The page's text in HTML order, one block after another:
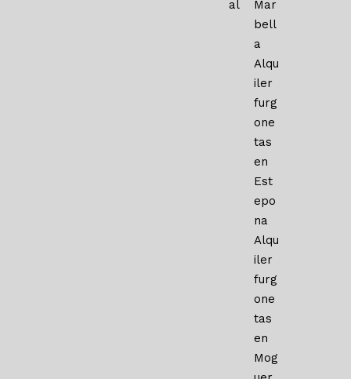
al
Mar
bell
a
Alqu
iler
furg
one
tas
en
Est
epo
na
Alqu
iler
furg
one
tas
en
Mog